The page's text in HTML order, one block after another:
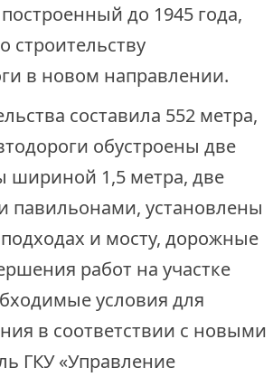
до 1945 года,
в новом направлении.
составила 552 метра,
обустроены две
шириной 1,5 метра, две
павильонами, установлены
и мосту, дорожные
работ на участке
условия для
в соответствии с новыми
ГКУ «Управление